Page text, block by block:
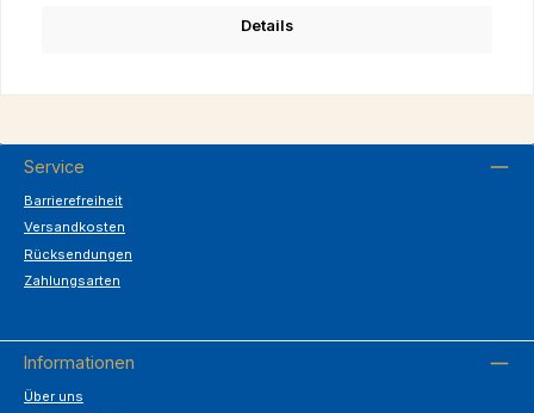
Details
Service
Barrierefreiheit
Versandkosten
Rücksendungen
Zahlungsarten
Informationen
Über uns